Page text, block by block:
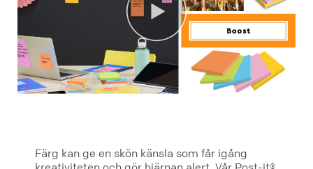
Färg kan ge en skön känsla som får igång